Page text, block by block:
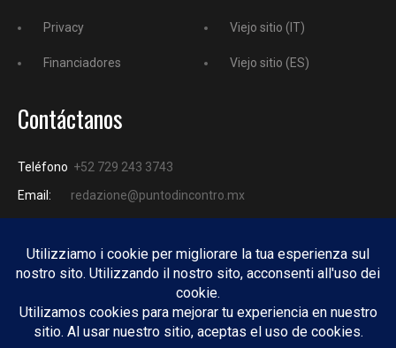
Privacy
Financiadores
Viejo sitio (IT)
Viejo sitio (ES)
Contáctanos
Teléfono +52 729 243 3743
Email:
redazione@puntodincontro.mx
PUNTODINCONTRO